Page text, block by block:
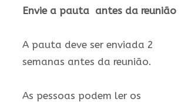
Envie a pauta antes da reunião
A pauta deve ser enviada 2
semanas antes da reunião.
As pessoas podem ler os